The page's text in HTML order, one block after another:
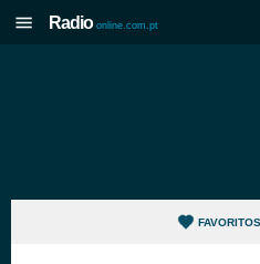
Radio online.com.pt
FAVORITOS